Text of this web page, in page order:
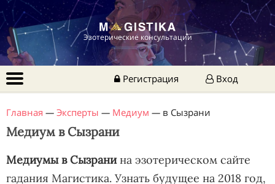
Эзотерические консультации
Регистрация Вход
Главная — Эксперты — Медиум — в Сызрани
Медиум в Сызрани
Медиумы в Сызранина эзотерическом сайте
гадания Магистика. Узнать будущее на 2018 год,